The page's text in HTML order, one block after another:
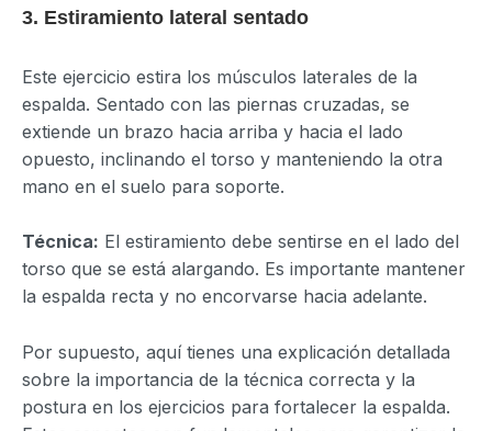
3. Estiramiento lateral sentado
Este ejercicio estira los músculos laterales de la
espalda. Sentado con las piernas cruzadas, se
extiende un brazo hacia arriba y hacia el lado
opuesto, inclinando el torso y manteniendo la otra
mano en el suelo para soporte.
Técnica: El estiramiento debe sentirse en el lado del
torso que se está alargando. Es importante mantener
la espalda recta y no encorvarse hacia adelante.
Por supuesto, aquí tienes una explicación detallada
sobre la importancia de la técnica correcta y la
postura en los ejercicios para fortalecer la espalda.